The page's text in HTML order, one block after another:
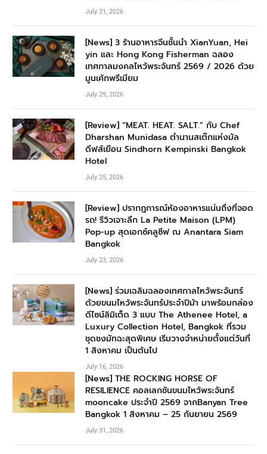
July 31, 2026
[News] 3 ร้านอาหารจีนชั้นนำ XianYuan, Hei
yin และ Hong Kong Fisherman ฉลอง
เทศกาลมงคลไหว้พระจันทร์ 2569 / 2026 ด้วย
มูนเค้กพรีเมียม
July 29, 2026
[Review] “MEAT. HEAT. SALT.” กับ Chef
Dharshan Munidasa ตำนานสเต๊กแห่งมัล
ดีฟส์เยือน Sindhorn Kempinski Bangkok
Hotel
July 25, 2026
[Review] ปรากฏการณ์ห้องอาหารแน่นถึงที่จอด
รถ! รีวิวเจาะลึก La Petite Maison (LPM)
Pop-up สุดเอกซ์คลูซีฟ ณ Anantara Siam
Bangkok
July 23, 2026
[News] ร่วมเฉลิมฉลองเทศกาลไหว้พระจันทร์
ด้วยขนมไหว้พระจันทร์ประจำปีม้า มาพร้อมกล่อง
ดีไซน์ลิมิเต็ด 3 แบบ The Athenee Hotel, a
Luxury Collection Hotel, Bangkok ที่รวม
ชุดชงมัทฉะสุดพิเศษ เริ่มวางจำหน่ายตั้งแต่วันที่
1 สิงหาคม เป็นต้นไป
July 16, 2026
[News] THE ROCKING HORSE OF
RESILIENCE คอลเลกชันขนมไหว้พระจันทร์
mooncake ประจำปี 2569 จากBanyan Tree
Bangkok 1 สิงหาคม – 25 กันยายน 2569
July 31, 2026